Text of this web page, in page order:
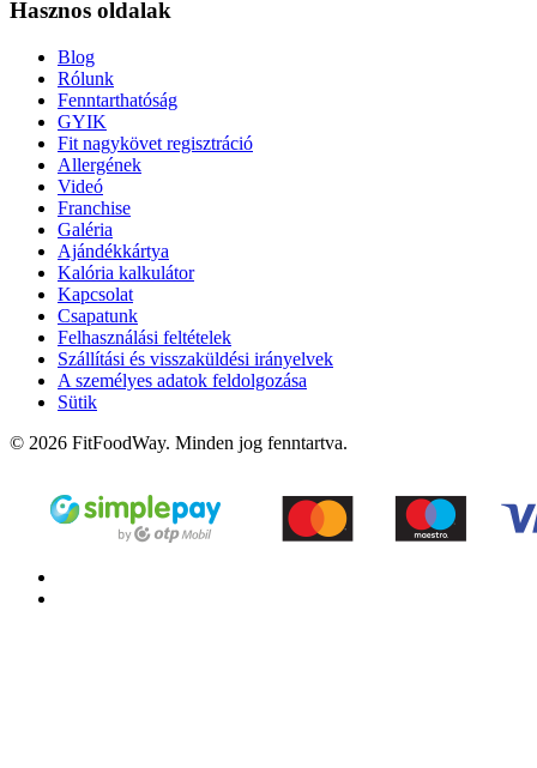
Hasznos oldalak
Blog
Rólunk
Fenntarthatóság
GYIK
Fit nagykövet regisztráció
Allergének
Videó
Franchise
Galéria
Ajándékkártya
Kalória kalkulátor
Kapcsolat
Csapatunk
Felhasználási feltételek
Szállítási és visszaküldési irányelvek
A személyes adatok feldolgozása
Sütik
© 2026 FitFoodWay. Minden jog fenntartva.